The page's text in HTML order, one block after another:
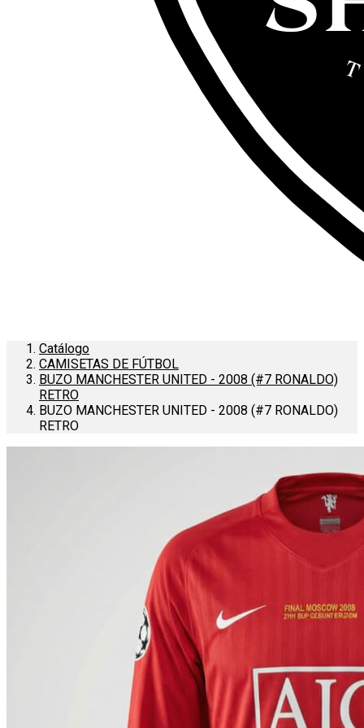
Catálogo
CAMISETAS DE FÚTBOL
BUZO MANCHESTER UNITED - 2008 (#7 RONALDO)
RETRO
BUZO MANCHESTER UNITED - 2008 (#7 RONALDO)
RETRO